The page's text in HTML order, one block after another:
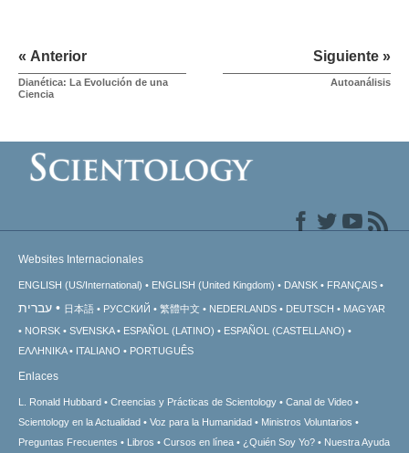
« Anterior
Dianética: La Evolución de una
Ciencia
Siguiente »
Autoanálisis
Websites Internacionales
ENGLISH (US/International) ENGLISH (United Kingdom) DANSK FRANÇAIS
עברית 日本語 РУССКИЙ 繁體中文 NEDERLANDS DEUTSCH
MAGYAR
NORSK
SVENSKA ESPAÑOL (LATINO)
ESPAÑOL (CASTELLANO)
ΕΛΛΗΝΙΚA
ITALIANO PORTUGUÊS
Enlaces
L. Ronald Hubbard Creencias y Prácticas de Scientology
Canal de Video
Scientology en la Actualidad
Voz para la Humanidad
Ministros Voluntarios
Preguntas Frecuentes
Libros Cursos en línea ¿Quién Soy Yo? Nuestra Ayuda